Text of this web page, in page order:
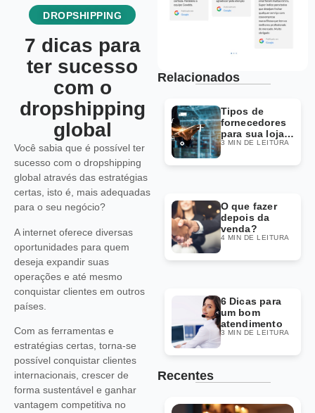
DROPSHIPPING
7 dicas para
ter sucesso
com o
dropshipping
global
Você sabia que é possível ter
sucesso com o dropshipping
global através das estratégias
certas, isto é, mais adequadas
para o seu negócio?
A internet oferece diversas
oportunidades para quem
deseja expandir suas
operações e até mesmo
conquistar clientes em outros
países.
Com as ferramentas e
estratégias certas, torna-se
possível conquistar clientes
internacionais, crescer de
forma sustentável e ganhar
vantagem competitiva no
Relacionados
Tipos de
fornecedores
para sua loja
Dropshipping
3 MIN DE LEITURA
O que fazer
depois da
venda?
4 MIN DE LEITURA
6 Dicas para
um bom
atendimento
3 MIN DE LEITURA
Recentes